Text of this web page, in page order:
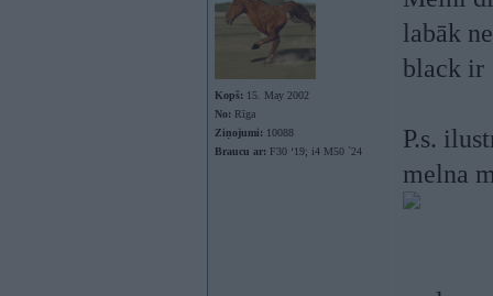
Kopš: 15. May 2002
No: Rīga
Ziņojumi: 10088
Braucu ar: F30 ‘19; i4 M50 `24
labāk
black ir
P.s.
melna